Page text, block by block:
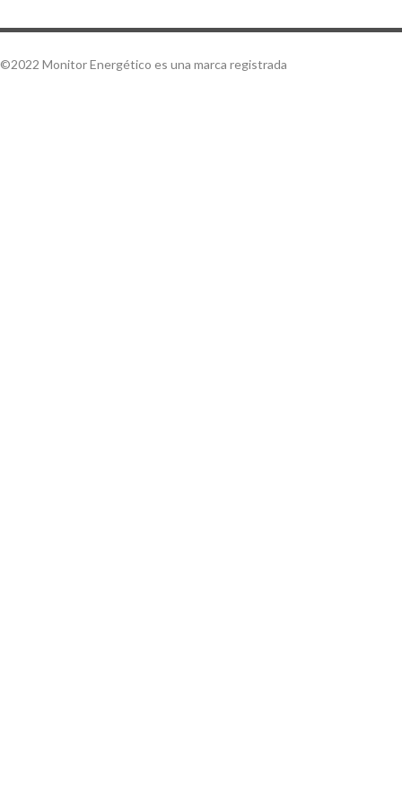
©2022 Monitor Energético es una marca registrada